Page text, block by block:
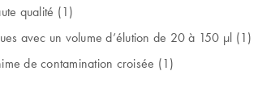
qualité (1)
avec un volume d’élution de 20 à 150 µl (1)
de contamination croisée (1)